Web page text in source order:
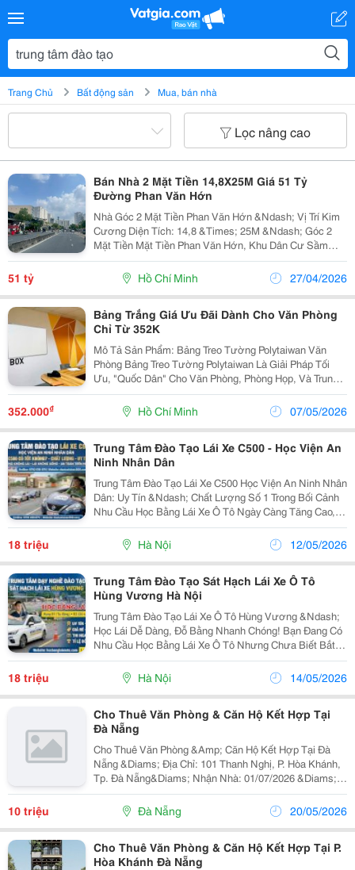
Trang Chủ Bất động sản Mua, bán nhà
Lọc nâng cao
Bán Nhà 2 Mặt Tiền 14,8X25M Giá 51 Tỷ
Đường Phan Văn Hớn
Nhà Góc 2 Mặt Tiền Phan Văn Hớn &Ndash; Vị Trí Kim
Cương Diện Tích: 14,8 &Times; 25M &Ndash; Góc 2
Mặt Tiền Mặt Tiền Phan Văn Hớn, Khu Dân Cư Sầm
Uất, Giao Thông Thuận Tiện Phù Hợp: Ngân Hàng,
Showroom, Văn Phòng, Trung Tâm Đào Tạo, Nhà...
51 tỷ Hồ Chí Minh 27/04/2026
Bảng Trắng Giá Ưu Đãi Dành Cho Văn Phòng
Chỉ Từ 352K
Mô Tả Sản Phẩm: Bảng Treo Tường Polytaiwan Văn
Phòng Bảng Treo Tường Polytaiwan Là Giải Pháp Tối
Ưu, "Quốc Dân" Cho Văn Phòng, Phòng Họp, Và Trung
Tâm Đào Tạo, Kết Hợp Hài Hòa Giữa Chất Lượng Cao
Cấp, Thiết Kế Thẩm Mỹ Và Giá Thành Hợp Lý. ...
352.000₫ Hồ Chí Minh 07/05/2026
Trung Tâm Đào Tạo Lái Xe C500 - Học Viện An
Ninh Nhân Dân
Trung Tâm Đào Tạo Lái Xe C500 Học Viện An Ninh Nhân
Dân: Uy Tín &Ndash; Chất Lượng Số 1 Trong Bối Cảnh
Nhu Cầu Học Bằng Lái Xe Ô Tô Ngày Càng Tăng Cao,
Việc Tìm Kiếm Một Địa Chỉ Đào Tạo Uy Tín, Minh Bạch
Về Chi Phí Và Có Tỉ Lệ Đỗ Cao Là Ưu Tiên...
18 triệu Hà Nội 12/05/2026
Trung Tâm Đào Tạo Sát Hạch Lái Xe Ô Tô
Hùng Vương Hà Nội
Trung Tâm Đào Tạo Lái Xe Ô Tô Hùng Vương &Ndash;
Học Lái Dễ Dàng, Đỗ Bằng Nhanh Chóng! Bạn Đang Có
Nhu Cầu Học Bằng Lái Xe Ô Tô Nhưng Chưa Biết Bắt
Đầu Từ Đâu? Trong Bài Viết Này, Chúng Tôi Sẽ Hướng
Dẫn Chi Tiết Về Quy Trình Đăng Ký, Chi Phí, Thời...
18 triệu Hà Nội 14/05/2026
Cho Thuê Văn Phòng & Căn Hộ Kết Hợp Tại
Đà Nẵng
Cho Thuê Văn Phòng &Amp; Căn Hộ Kết Hợp Tại Đà
Nẵng &Diams; Địa Chỉ: 101 Thanh Nghị, P. Hòa Khánh,
Tp. Đà Nẵng&Diams; Nhận Nhà: 01/07/2026 &Diams;
Phù Hợp:✔ Công Ty Vừa Làm Văn Phòng Vừa Ở✔
Startup &Ndash; Văn Phòng Đại Diện✔ Trung Tâm Đào
10 triệu Đà Nẵng 20/05/2026
Cho Thuê Văn Phòng & Căn Hộ Kết Hợp Tại P.
Hòa Khánh Đà Nẵng